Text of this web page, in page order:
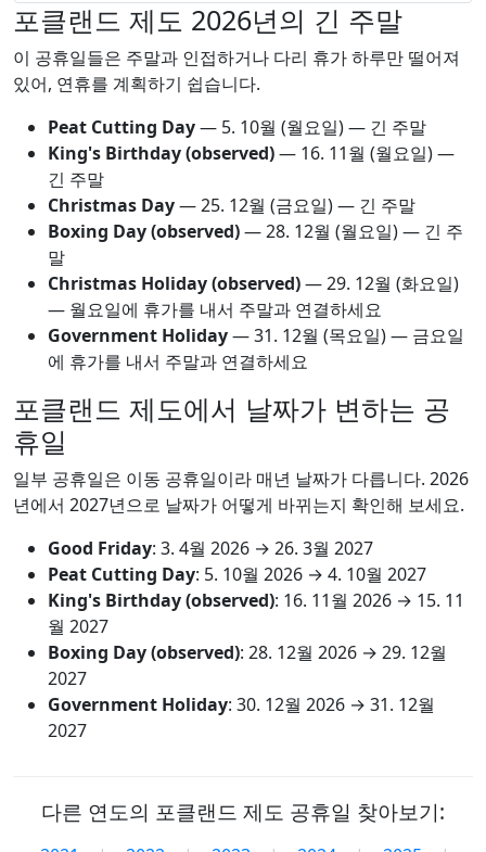
포클랜드 제도 2026년의 긴 주말
이 공휴일들은 주말과 인접하거나 다리 휴가 하루만 떨어져
있어, 연휴를 계획하기 쉽습니다.
Peat Cutting Day— 5. 10월 (월요일) — 긴 주말
King's Birthday (observed)— 16. 11월 (월요일) —
긴 주말
Christmas Day—25. 12월 (금요일) — 긴 주말
Boxing Day (observed)—28. 12월 (월요일) — 긴 주
말
Christmas Holiday (observed)—29. 12월 (화요일)
— 월요일에 휴가를 내서 주말과 연결하세요
Government Holiday—31. 12월 (목요일) — 금요일
에 휴가를 내서 주말과 연결하세요
포클랜드 제도에서 날짜가 변하는 공
휴일
일부 공휴일은 이동 공휴일이라 매년 날짜가 다릅니다. 2026
년에서 2027년으로 날짜가 어떻게 바뀌는지 확인해 보세요.
Good Friday: 3. 4월 2026 → 26. 3월 2027
Peat Cutting Day: 5. 10월 2026 → 4. 10월 2027
King's Birthday (observed): 16. 11월 2026 → 15. 11
월 2027
Boxing Day (observed): 28. 12월 2026 → 29. 12월
2027
Government Holiday: 30. 12월 2026 → 31. 12월
2027
다른 연도의 포클랜드 제도 공휴일 찾아보기: